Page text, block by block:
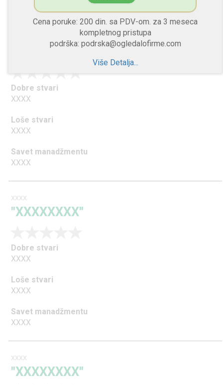
Cena poruke: 200 din. sa PDV-om. za 3 meseca
kompletnog pristupa
podrška: podrska@ogledalofirme.com
Više Detalja...
"XXXXXXXX"
Dobre stvari
XXXX
Loše stvari
XXXX
Savet manadžmentu
XXXX
XXXX
"XXXXXXXX"
Dobre stvari
XXXX
Loše stvari
XXXX
Savet manadžmentu
XXXX
XXXX
"XXXXXXXX"